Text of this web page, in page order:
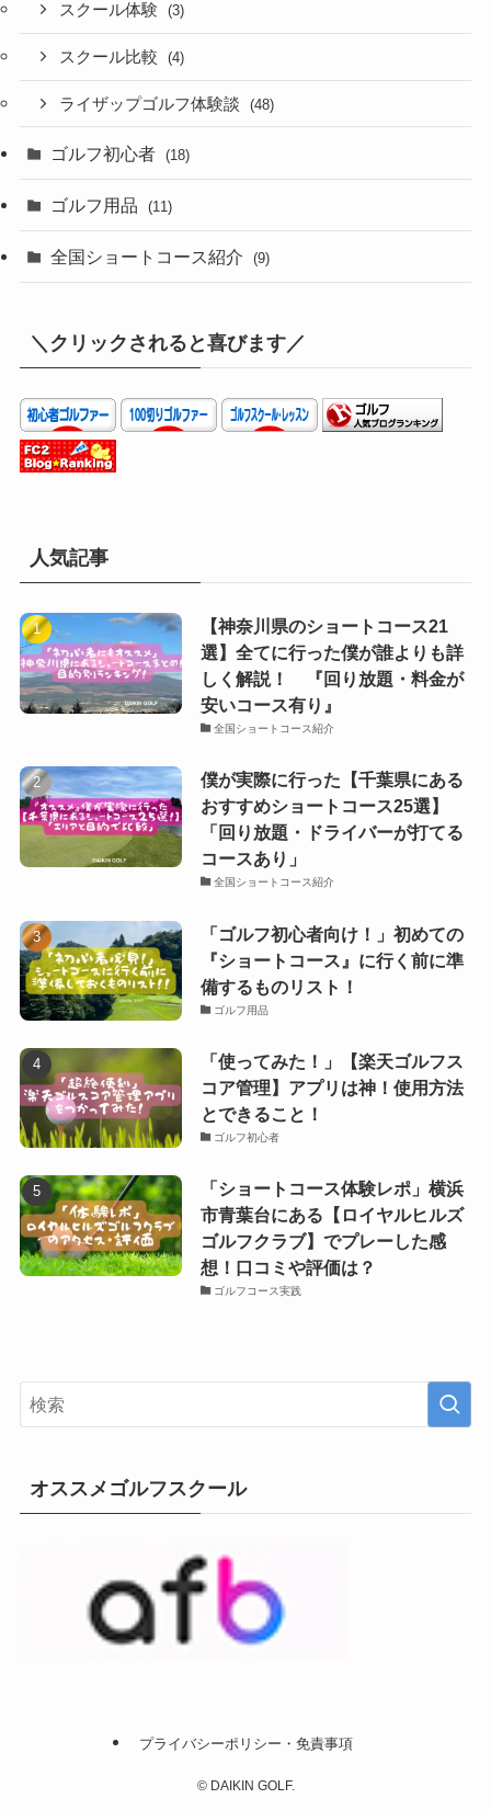
スクール体験 (3)
スクール比較 (4)
ライザップゴルフ体験談 (48)
ゴルフ初心者 (18)
ゴルフ用品 (11)
全国ショートコース紹介 (9)
＼クリックされると喜びます／
人気記事
【神奈川県のショートコース21
選】全てに行った僕が誰よりも詳
しく解説！ 『回り放題・料金が
安いコース有り』
全国ショートコース紹介
僕が実際に行った【千葉県にある
おすすめショートコース25選】
「回り放題・ドライバーが打てる
コースあり」
全国ショートコース紹介
「ゴルフ初心者向け！」初めての
『ショートコース』に行く前に準
備するものリスト！
ゴルフ用品
「使ってみた！」【楽天ゴルフス
コア管理】アプリは神！使用方法
とできること！
ゴルフ初心者
「ショートコース体験レポ」横浜
市青葉台にある【ロイヤルヒルズ
ゴルフクラブ】でプレーした感
想！口コミや評価は？
ゴルフコース実践
オススメゴルフスクール
プライバシーポリシー・免責事項
©DAIKIN GOLF.